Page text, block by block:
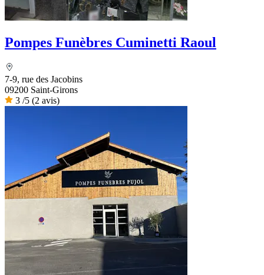
Pompes Funèbres Cuminetti Raoul
7-9, rue des Jacobins
09200 Saint-Girons
3 /5 (2 avis)